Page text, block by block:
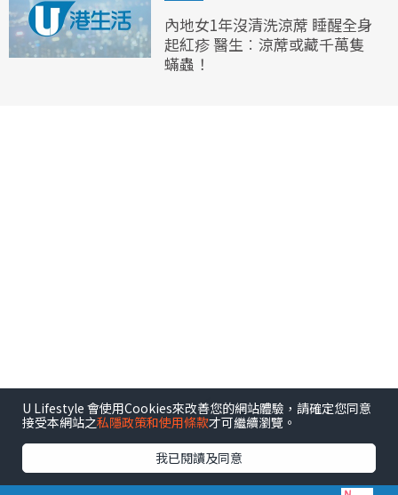
內地女1年沒清洗涼蓆 睡醒全身
起紅疹 醫生︰涼蓆或藏千萬隻
蟎蟲！
U Lifestyle 會使用Cookies來改善您的網站體驗，請確定您同意
接受本網站之私隱政策和使用條款才可繼續瀏覽。
我已閱讀及同意